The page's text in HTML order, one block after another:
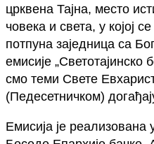
црквена Тајна, место
човека и света, у којој
потпуна заједница са
емисије „Светотајинско
смо теми Свете
(Педесетничком)
Емисија је реализована